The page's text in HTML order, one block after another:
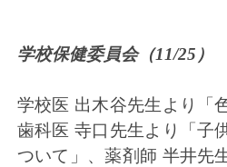
学校保健委員会（11/25）
学校医 出木谷先生より「
歯科医 寺口先生より「子
ついて」、薬剤師 半井先